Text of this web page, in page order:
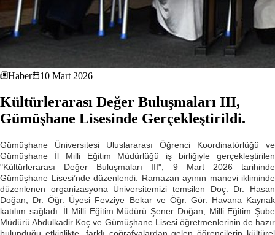
Haber 10 Mart 2026
Kültürlerarası Değer Buluşmaları III,
Gümüşhane Lisesinde Gerçekleştirildi.
Gümüşhane Üniversitesi Uluslararası Öğrenci Koordinatörlüğü ve
Gümüşhane İl Milli Eğitim Müdürlüğü iş birliğiyle gerçekleştirilen
"Kültürlerarası Değer Buluşmaları III", 9 Mart 2026 tarihinde
Gümüşhane Lisesi’nde düzenlendi. Ramazan ayının manevi ikliminde
düzenlenen organizasyona Üniversitemizi temsilen Doç. Dr. Hasan
Doğan, Dr. Öğr. Üyesi Fevziye Bekar ve Öğr. Gör. Havana Kaynak
katılım sağladı. İl Milli Eğitim Müdürü Şener Doğan, Milli Eğitim Şube
Müdürü Abdulkadir Koç ve Gümüşhane Lisesi öğretmenlerinin de hazır
bulunduğu etkinlikte, farklı coğrafyalardan gelen öğrencilerin kültürel